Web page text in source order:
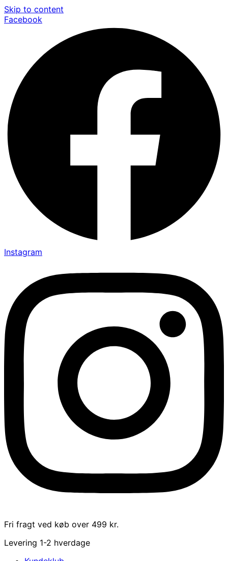
Skip to content
Facebook
Instagram
Fri fragt ved køb over 499 kr.
Levering 1-2 hverdage